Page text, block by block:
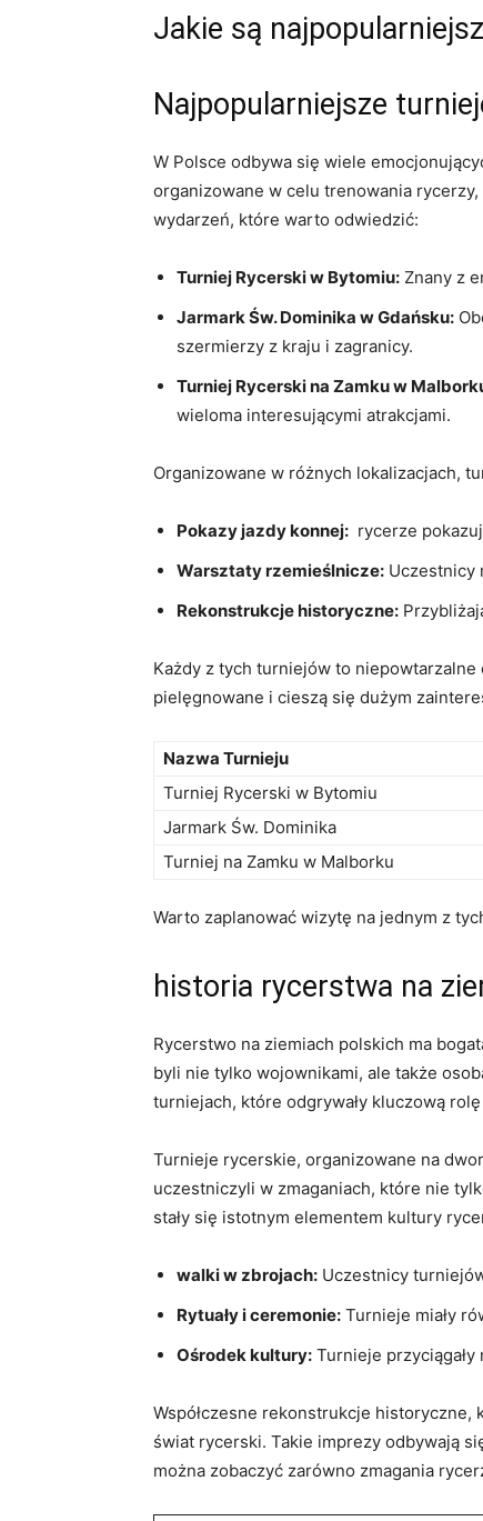
Jakie są⁣
Najpopularniejsze
W Polsce odbywa się wiele
organizowane w celu trenowania
wydarzeń, które warto odwiedzić:
Turniej Rycerski w Bytomiu: Znany z
Jarmark Św. ⁢Dominika​ w Gdańsku:
szermierzy ‍z kraju i zagranicy.
Turniej Rycerski⁢ na Zamku w
wieloma interesującymi atrakcjami.
Organizowane w różnych lokalizacjach,
Pokazy jazdy konnej:
rycerze
Warsztaty rzemieślnicze: Uczestnicy
Rekonstrukcje historyczne:
Każdy ‌z tych ⁣turniejów to
pielęgnowane i cieszą ‌się‌ dużym
Nazwa ​Turnieju
Turniej Rycerski w Bytomiu
Jarmark Św. Dominika
Turniej na Zamku w Malborku
Warto zaplanować wizytę na jednym z
historia rycerstwa‌ na
Rycerstwo na ziemiach polskich ⁤ma​
byli nie tylko wojownikami, ale także
turniejach, które odgrywały kluczową
Turnieje rycerskie,⁣ organizowane‍ na
uczestniczyli w zmaganiach, które nie
stały się istotnym elementem kultury
walki w zbrojach: ⁢Uczestnicy
Rytuały i ceremonie: Turnieje miały
Ośrodek kultury: Turnieje
Współczesne rekonstrukcje historyczne,
świat rycerski. Takie imprezy odbywają
⁤można zobaczyć zarówno zmagania